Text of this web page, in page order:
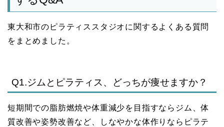
東大和市のピラティススタジオに関するよくある質問
をまとめました。
Q1.ジムとピラティス、どっちが痩せますか？
短期間での脂肪燃焼や体重減少を目指すならジム、体
質改善や姿勢改善など、しなやかな体作りならピラテ